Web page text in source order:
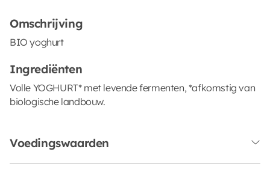
Omschrijving
BIO yoghurt
Ingrediënten
Volle YOGHURT* met levende fermenten, *afkomstig van
biologische landbouw.
Voedingswaarden